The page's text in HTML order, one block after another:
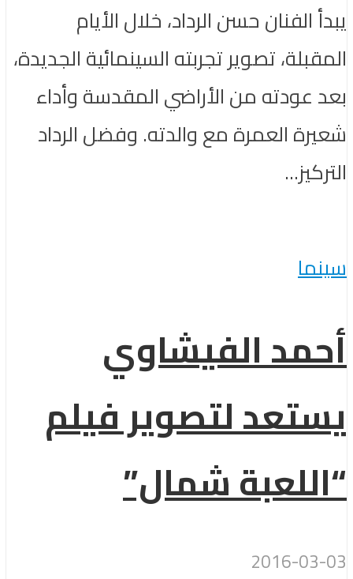
يبدأ الفنان حسن الرداد، خلال الأيام
المقبلة، تصوير تجربته السينمائية الجديدة،
بعد عودته من الأراضي المقدسة وأداء
شعيرة العمرة مع والدته. وفضل الرداد
التركيز...
سينما
أحمد الفيشاوي
يستعد لتصوير فيلم
“اللعبة شمال”
2016-03-03